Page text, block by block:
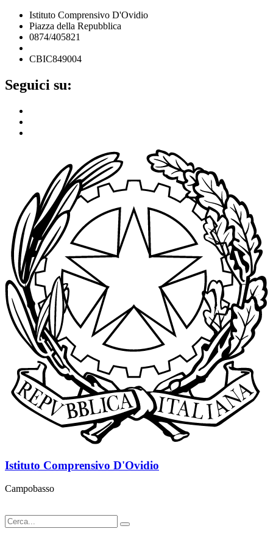
Istituto Comprensivo D'Ovidio
Piazza della Repubblica
0874/405821
CBIC849004
Seguici su:
Istituto Comprensivo D'Ovidio
Campobasso